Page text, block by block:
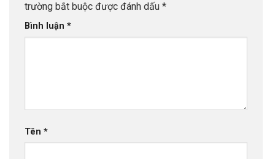
trường bắt buộc được đánh dấu *
Bình luận *
Tên *